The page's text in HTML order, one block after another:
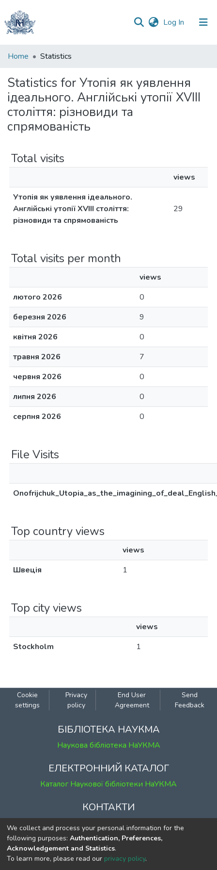
Log In (current)
Communities
Collections
All of DSpace
Home Statistics
Statistics for Утопія як уявлення
ідеального. Англійські утопії XVIII
століття: різновиди та
спрямованість
Total visits
views
Утопія як уявлення ідеального.
Англійські утопії XVIII століття:
різновиди та спрямованість
29
Total visits per month
views
лютого 2026
0
березня 2026
9
квітня 2026
0
травня 2026
7
червня 2026
0
липня 2026
0
серпня 2026
0
File Visits
Top country views
views
Швеція
1
Top city views
views
Stockholm
1
Cookie
settings
Privacy
policy
End User
Agreement
Send
Feedback
БІБЛІОТЕКА НАУКМА
Наукова бібліотека НаУКМА
ЕЛЕКТРОННИЙ КАТАЛОГ
Каталог Наукової бібліотеки НаУКМА
КОНТАКТИ
м. Київ, вул. Григорія Сковороди, 2
к. 1, к. 120
тел. (044) 463-69-31
ekmair@ukma.edu.ua
We collect and process your personal information for the
following purposes: Authentication, Preferences,
Acknowledgement and Statistics.
To learn more, please read our privacy policy.